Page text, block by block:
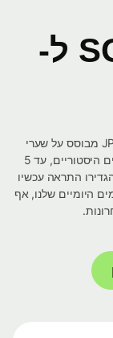
תרשים של SGD ל-
התרשים האינטראקטיבי שלנו להמרת SGD ל-JPY מבוסס על שערי
חליפין אמצעיים בזמן אמת, מאפשר לעיין בנתונים היסטוריים, עד 5
התראה עכשיו
היומיים שלנו, אף